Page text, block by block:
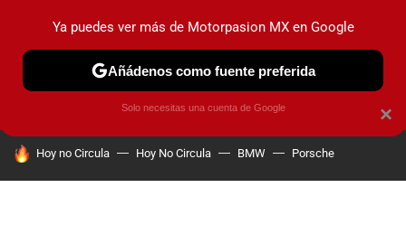
PRUEBAS INDUSTRIA HOY NO CIRCULA
HOY SE HABLA DE
Hoy no Circula Hoy No Circula BMW Porsche
×
Ya puedes ver más de Motorpasion MX en Google
Añádenos como fuente preferida
Solo necesitas una cuenta de Google